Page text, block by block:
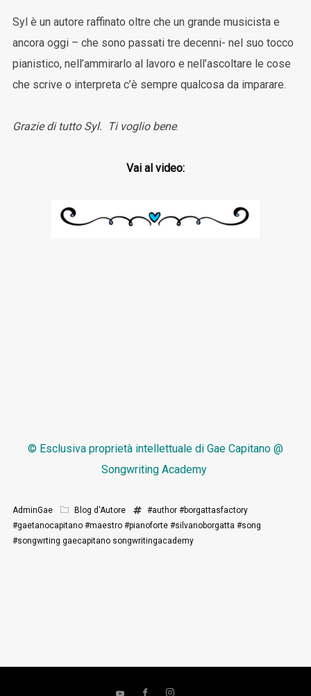
Syl è un autore raffinato oltre che un grande musicista e
ancora oggi – che sono passati tre decenni- nel suo tocco
pianistico, nell’ammirarlo al lavoro e nell’ascoltare le cose
che scrive o interpreta c’è sempre qualcosa da imparare.
Grazie di tutto Syl. Ti voglio bene.
Vai al video:
© Esclusiva proprietà intellettuale di Gae Capitano @
Songwriting Academy
AdminGae Blog d'Autore #author #borgattasfactory
#gaetanocapitano #maestro #pianoforte #silvanoborgatta #song
#songwrting gaecapitano songwritingacademy